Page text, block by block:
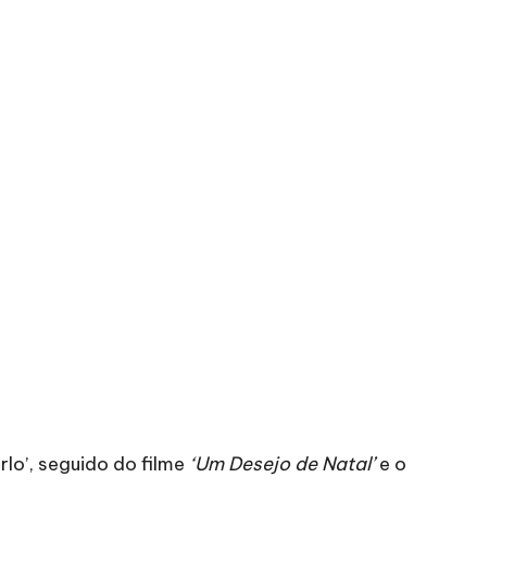
seguido do filme ‘Um Desejo de Natal’e o